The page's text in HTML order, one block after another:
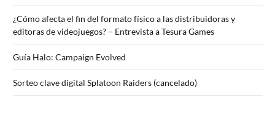
¿Cómo afecta el fin del formato físico a las distribuidoras y
editoras de videojuegos? – Entrevista a Tesura Games
Guía Halo: Campaign Evolved
Sorteo clave digital Splatoon Raiders (cancelado)